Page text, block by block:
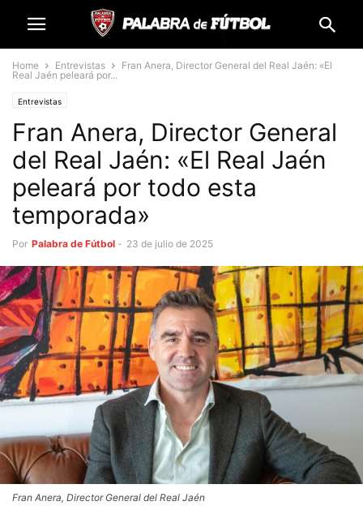
Home Entrevistas
Fran Anera, Director General del Real Jaén: «El
Real Jaén peleará por...
Entrevistas
Fran Anera, Director General
del Real Jaén: «El Real Jaén
peleará por todo esta
temporada»
Por Palabra de Fútbol - 23 de julio de 2025
Fran Anera, Director General del Real Jaén